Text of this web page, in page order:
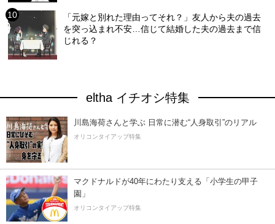
「元嫁と別れた理由ってそれ？」友人から夫の過去
を突っ込まれ不安…信じて結婚した夫の過去まで信
じれる？
eltha イチオシ特集
川島海荷さんと学ぶ 日常に潜む“人身取引”のリアル
オリコンタイアップ特集
マクドナルドが40年にわたり支える「小学生の甲子
園」
オリコンタイアップ特集